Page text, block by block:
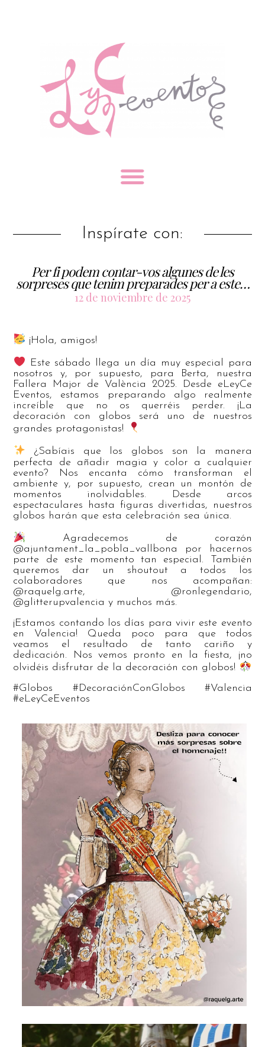
Inspírate con:
Per fi podem contar-vos algunes de les
sorpreses que tenim preparades per a este…
12 de noviembre de 2025
¡Hola, amigos!
Este sábado llega un día muy especial para
nosotros y, por supuesto, para Berta, nuestra
Fallera Major de València 2025. Desde eLeyCe
Eventos, estamos preparando algo realmente
increíble que no os querréis perder. ¡La
decoración con globos será uno de nuestros
grandes protagonistas!
¿Sabíais que los globos son la manera
perfecta de añadir magia y color a cualquier
evento? Nos encanta cómo transforman el
ambiente y, por supuesto, crean un montón de
momentos inolvidables. Desde arcos
espectaculares hasta figuras divertidas, nuestros
globos harán que esta celebración sea única.
Agradecemos de corazón
@ajuntament_la_pobla_vallbona por hacernos
parte de este momento tan especial. También
queremos dar un shoutout a todos los
colaboradores que nos acompañan:
@raquelg.arte, @ronlegendario,
@glitterupvalencia y muchos más.
¡Estamos contando los días para vivir este evento
en Valencia! Queda poco para que todos
veamos el resultado de tanto cariño y
dedicación. Nos vemos pronto en la fiesta, ¡no
olvidéis disfrutar de la decoración con globos!
#Globos #DecoraciónConGlobos #Valencia
#eLeyCeEventos